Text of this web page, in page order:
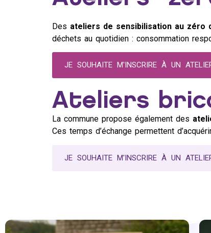
Des ateliers de sensibilisation au zéro
déchets au quotidien : consommation
JE SOUHAITE M'INSCRIRE À UN
Ateliers
La commune propose également des
Ces temps d’échange permettent
JE SOUHAITE M'INSCRIRE À UN